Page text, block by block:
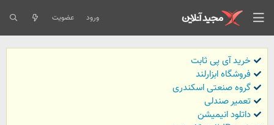
ورود عضویت
خرید آی پی ثابت
فروشگاه ابزارلند
گروه صنعتی اسکندری
تعمیر صندلی
داتلود انیمیشن